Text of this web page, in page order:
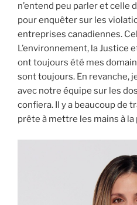
n’entend peu parler et celle
pour enquêter sur les
entreprises canadiennes.
L’environnement, la Justice
ont toujours été mes
sont toujours. En revanche,
avec notre équipe sur les
confiera. Il y a beaucoup de
prête à mettre les mains à la